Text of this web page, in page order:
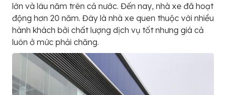
lớn và lâu năm trên cả nước. Đến nay, nhà xe đã hoạt
động hơn 20 năm. Đây là nhà xe quen thuộc với nhiều
hành khách bởi chất lượng dịch vụ tốt nhưng giá cả
luôn ở mức phải chăng.